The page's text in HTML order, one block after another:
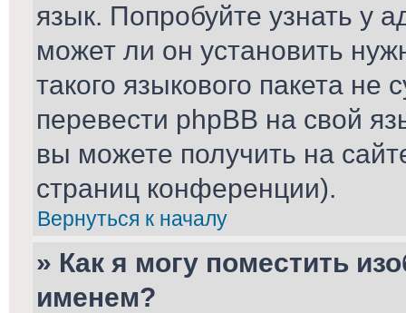
язык. Попробуйте узнать у
может ли он установить
такого языкового пакета
перевести phpBB на свой
вы можете получить на
страниц конференции).
Вернуться к началу
» Как я могу поместить
именем?